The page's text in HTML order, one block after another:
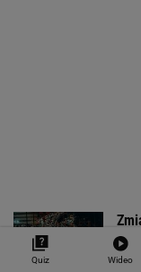
MOTO
Quiz Wideo